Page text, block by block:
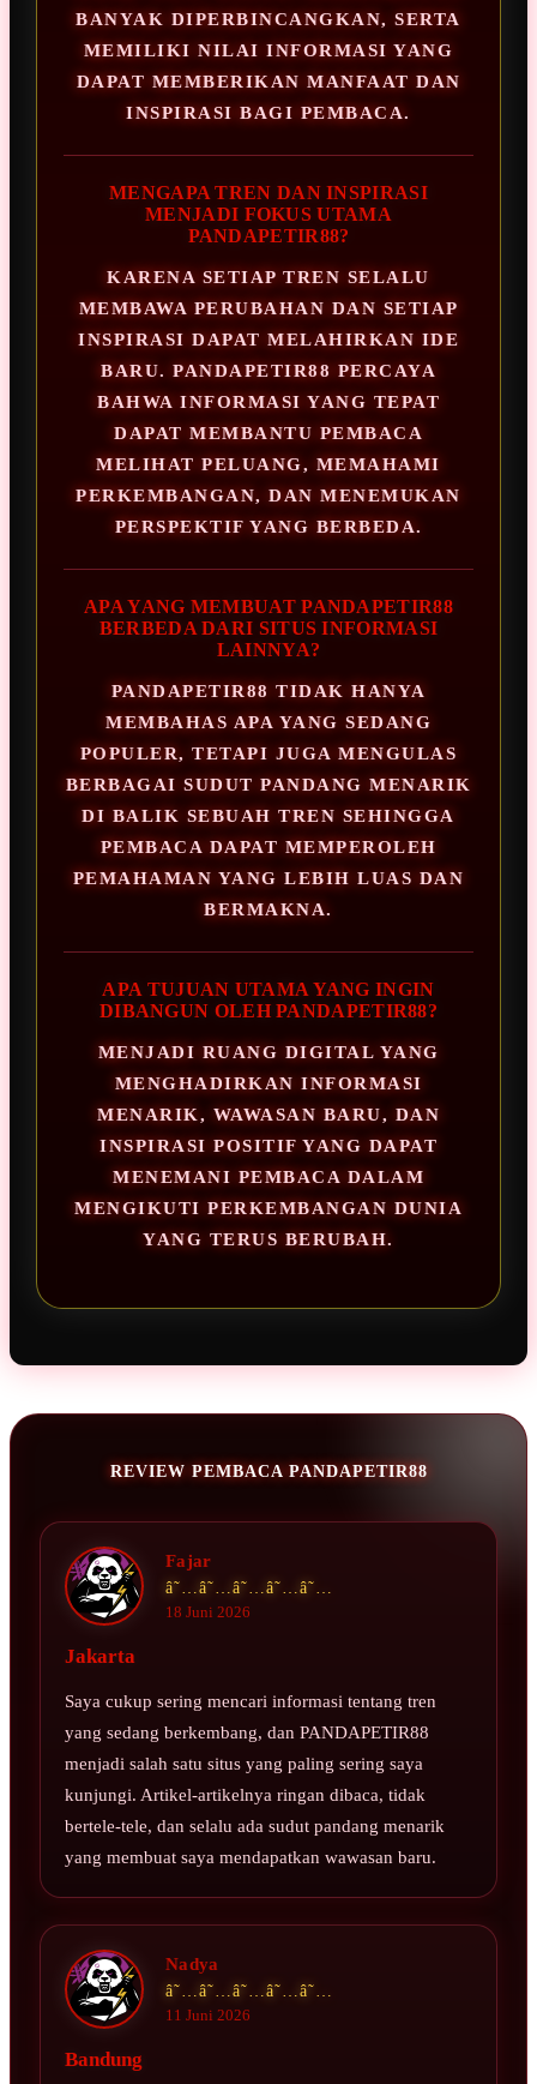
BANYAK DIPERBINCANGKAN, SERTA
MEMILIKI NILAI INFORMASI YANG
DAPAT MEMBERIKAN MANFAAT DAN
INSPIRASI BAGI PEMBACA.
MENGAPA TREN DAN INSPIRASI
MENJADI FOKUS UTAMA
PANDAPETIR88?
KARENA SETIAP TREN SELALU
MEMBAWA PERUBAHAN DAN SETIAP
INSPIRASI DAPAT MELAHIRKAN IDE
BARU. PANDAPETIR88 PERCAYA
BAHWA INFORMASI YANG TEPAT
DAPAT MEMBANTU PEMBACA
MELIHAT PELUANG, MEMAHAMI
PERKEMBANGAN, DAN MENEMUKAN
PERSPEKTIF YANG BERBEDA.
APA YANG MEMBUAT PANDAPETIR88
BERBEDA DARI SITUS INFORMASI
LAINNYA?
PANDAPETIR88 TIDAK HANYA
MEMBAHAS APA YANG SEDANG
POPULER, TETAPI JUGA MENGULAS
BERBAGAI SUDUT PANDANG MENARIK
DI BALIK SEBUAH TREN SEHINGGA
PEMBACA DAPAT MEMPEROLEH
PEMAHAMAN YANG LEBIH LUAS DAN
BERMAKNA.
APA TUJUAN UTAMA YANG INGIN
DIBANGUN OLEH PANDAPETIR88?
MENJADI RUANG DIGITAL YANG
MENGHADIRKAN INFORMASI
MENARIK, WAWASAN BARU, DAN
INSPIRASI POSITIF YANG DAPAT
MENEMANI PEMBACA DALAM
MENGIKUTI PERKEMBANGAN DUNIA
YANG TERUS BERUBAH.
REVIEW PEMBACA PANDAPETIR88
Fajar
â˜…â˜…â˜…â˜…â˜…
18 Juni 2026
Jakarta
Saya cukup sering mencari informasi tentang tren
yang sedang berkembang, dan PANDAPETIR88
menjadi salah satu situs yang paling sering saya
kunjungi. Artikel-artikelnya ringan dibaca, tidak
bertele-tele, dan selalu ada sudut pandang menarik
yang membuat saya mendapatkan wawasan baru.
Nadya
â˜…â˜…â˜…â˜…â˜…
11 Juni 2026
Bandung